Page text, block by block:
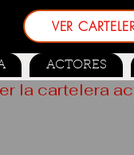
VER
ACTORES
la cartelera